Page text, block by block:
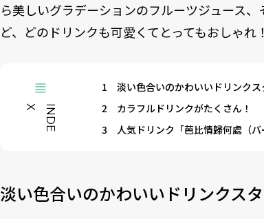
ら美しいグラデーションのフルーツジュース
ど、どのドリンクも可愛くてとってもおしゃれ
I
N
D
E
X
1
淡い色合いのかわいいドリンクス
2
カラフルドリンクがたくさん！
3
人気ドリンク「芭比情歸何處（バ
淡い色合いのかわいいドリンクス